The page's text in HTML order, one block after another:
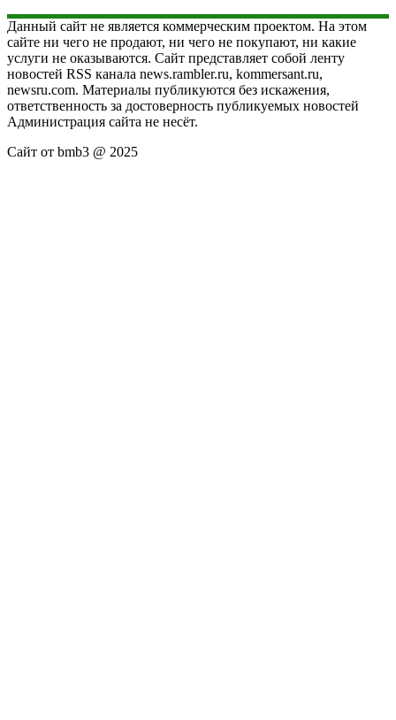
Данный сайт не является коммерческим проектом. На этом
сайте ни чего не продают, ни чего не покупают, ни какие
услуги не оказываются. Сайт представляет собой ленту
новостей RSS канала news.rambler.ru, kommersant.ru,
newsru.com. Материалы публикуются без искажения,
ответственность за достоверность публикуемых новостей
Администрация сайта не несёт.
Сайт от bmb3 @ 2025